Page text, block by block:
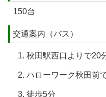
150台
交通案内（バス）
秋田駅西口よりで20
ハローワーク秋田前
徒歩5分